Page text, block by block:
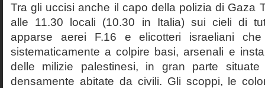
Tra gli uccisi anche il capo della polizia di Gaza
alle 11.30 locali (10.30 in Italia) sui cieli di
apparse aerei F.16 e elicotteri israeliani
sistematicamente a colpire basi, arsenali e
delle milizie palestinesi, in gran parte
densamente abitate da civili. Gli scoppi, le